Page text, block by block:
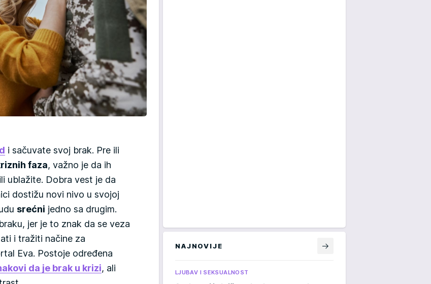
i sačuvate svoj brak. Pre ili
faza, važno je da ih
ublažite. Dobra vest je da
dostižu novi nivo u svojoj
srećni jedno sa drugim.
jer je to znak da se veza
i tražiti načine za
Eva. Postoje određena
da je brak u krizi, ali
NAJNOVIJE
LJUBAV I SEKSUALNOST